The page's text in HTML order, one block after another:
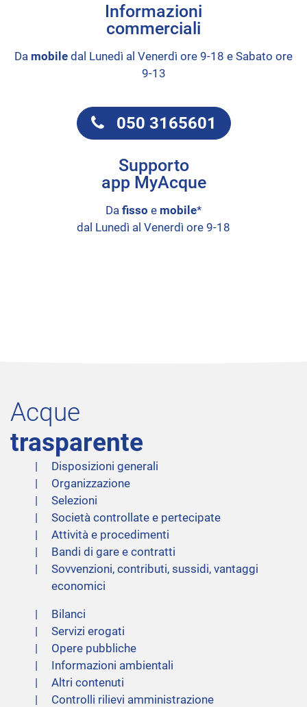
Informazioni
commerciali
Da mobile dal Lunedì al Venerdì ore 9-18 e Sabato ore
9-13
050 3165601
Supporto
app MyAcque
Da fisso e mobile*
dal Lunedì al Venerdì ore 9-18
Acque
trasparente
Disposizioni generali
Organizzazione
Selezioni
Società controllate e pertecipate
Attività e procedimenti
Bandi di gare e contratti
Sovvenzioni, contributi, sussidi, vantaggi
economici
Bilanci
Servizi erogati
Opere pubbliche
Informazioni ambientali
Altri contenuti
Controlli rilievi amministrazione